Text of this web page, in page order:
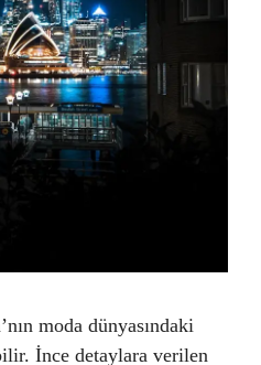
moda dünyasındaki
İnce detaylara verilen